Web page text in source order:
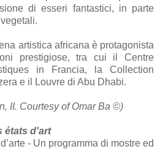
di esseri fantastici, in parte
artistica africana è protagonista
prestigiose, tra cui il Centre
in Francia, la Collection
e il Louvre di Abu Dhabi.
II. Courtesy of Omar Ba ©)
états d'art
- Un programma di mostre ed